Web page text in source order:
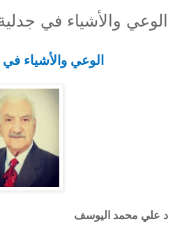
الوعي والأشياء في
الوعي والأشياء
د علي محمد اليوسف